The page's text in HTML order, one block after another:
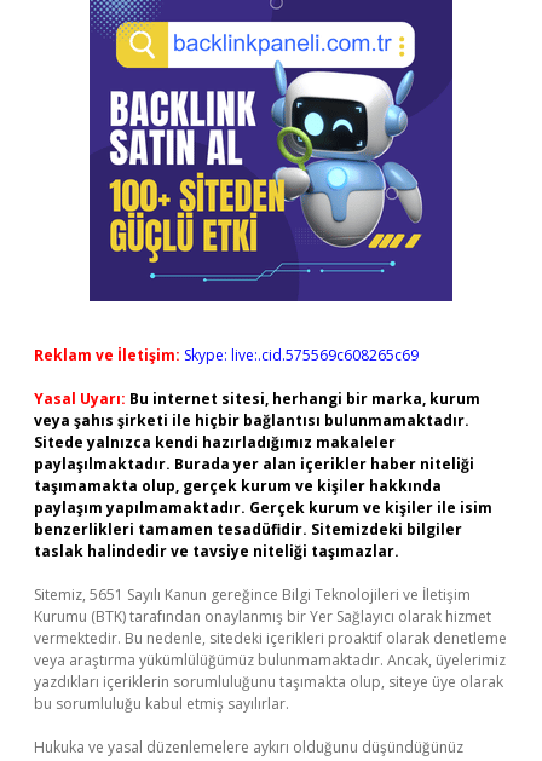
Reklam ve İletişim: Skype: live:.cid.575569c608265c69
Yasal Uyarı: Bu internet sitesi, herhangi bir marka, kurum
veya şahıs şirketi ile hiçbir bağlantısı bulunmamaktadır.
Sitede yalnızca kendi hazırladığımız makaleler
paylaşılmaktadır. Burada yer alan içerikler haber niteliği
taşımamakta olup, gerçek kurum ve kişiler hakkında
paylaşım yapılmamaktadır. Gerçek kurum ve kişiler ile isim
benzerlikleri tamamen tesadüfidir. Sitemizdeki bilgiler
taslak halindedir ve tavsiye niteliği taşımazlar.
Sitemiz, 5651 Sayılı Kanun gereğince Bilgi Teknolojileri ve İletişim
Kurumu (BTK) tarafından onaylanmış bir Yer Sağlayıcı olarak hizmet
vermektedir. Bu nedenle, sitedeki içerikleri proaktif olarak denetleme
veya araştırma yükümlülüğümüz bulunmamaktadır. Ancak, üyelerimiz
yazdıkları içeriklerin sorumluluğunu taşımakta olup, siteye üye olarak
bu sorumluluğu kabul etmiş sayılırlar.
Hukuka ve yasal düzenlemelere aykırı olduğunu düşündüğünüz